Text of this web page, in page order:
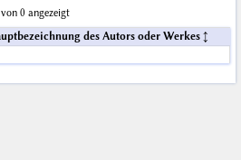
0 angezeigt
des Autors oder Werkes